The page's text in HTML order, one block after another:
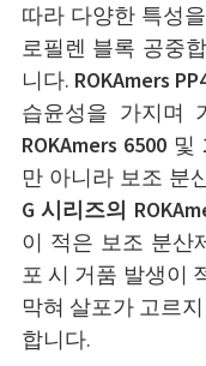
따라 다양한 특성
로필렌 블록 공중
니다. ROKAmers
습윤성을 가지며
ROKAmers 6500 및
만 아니라 보조 분
G 시리즈의
이 적은 보조 분산
포 시 거품 발생이
막혀 살포가 고르
합니다.